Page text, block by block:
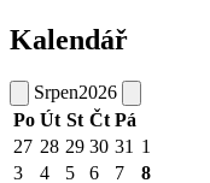
Kalendář
Srpen2026
Po Út St Čt Pá
27 28 29 30 31 1
3
4 5 6 7 8